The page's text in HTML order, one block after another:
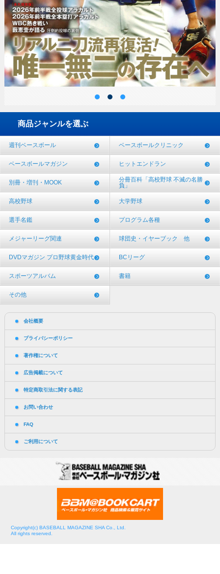
商品ジャンルを選ぶ
週刊ベースボール ベースボールクリニック
ベースボールマガジン ヒットエンドラン
別冊・増刊・MOOK
分冊百科「高校野球 不滅の名勝
負」
高校野球 大学野球
選手名鑑 プログラム各種
メジャーリーグ関連 球団史・イヤーブック 他
DVDマガジン プロ野球黄金時代 BCリーグ
スポーツアルバム 書籍
その他
会社概要
プライバシーポリシー
著作権について
広告掲載について
特定商取引法に関する表記
お問い合わせ
FAQ
ご利用について
Copyright(c) BASEBALL MAGAZINE SHA Co., Ltd.
All rights reserved.